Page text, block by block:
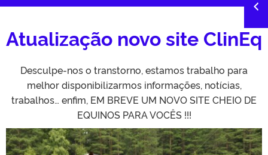
INTERNACIONAL
PORTARIAS
TELEFONES
Atualização novo site ClinEq
Desculpe-nos o transtorno, estamos trabalho para
melhor disponibilizarmos informações, notícias,
trabalhos… enfim, EM BREVE UM NOVO SITE CHEIO DE
EQUINOS PARA VOCÊS !!!